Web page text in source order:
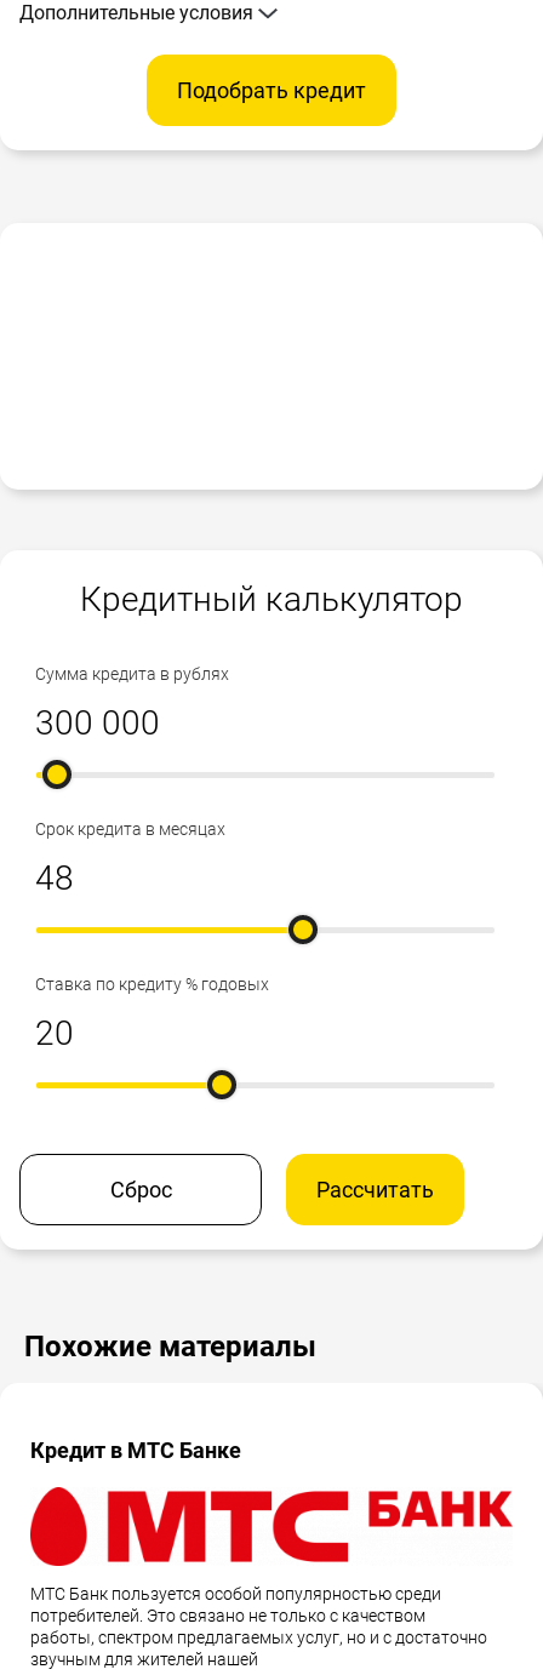
Дополнительные условия
Подобрать кредит
Кредитный калькулятор
Сумма кредита в рублях
Срок кредита в месяцах
Ставка по кредиту % годовых
Сброс Рассчитать
Похожие материалы
Кредит в МТС Банке
МТС Банк пользуется особой популярностью среди
потребителей. Это связано не только с качеством
работы, спектром предлагаемых услуг, но и с достаточно
звучным для жителей нашей